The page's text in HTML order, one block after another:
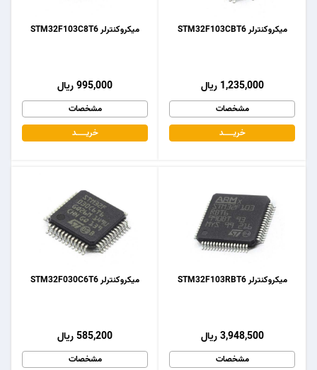
میکروکنترلر STM32F103C8T6
995,000 ریال
مشخصات
خریـــــــد
میکروکنترلر STM32F103CBT6
1,235,000 ریال
مشخصات
خریـــــــد
میکروکنترلر STM32F030C6T6
585,200 ریال
مشخصات
میکروکنترلر STM32F103RBT6
3,948,500 ریال
مشخصات